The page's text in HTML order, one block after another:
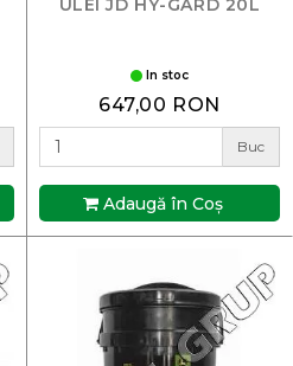
ULEI JD HY-GARD 20L
In stoc
647,00 RON
Buc
Adaugă în Coş